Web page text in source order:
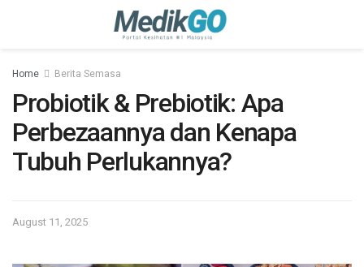
Home Berita Semasa
Probiotik & Prebiotik: Apa
Perbezaannya dan Kenapa
Tubuh Perlukannya?
August 11, 2025